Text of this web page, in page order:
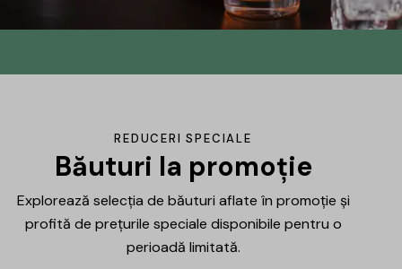
DrinksHub
mulțumire ți-am pregătit un mic cadou.
Află mai multe
REDUCERI SPECIALE
Băuturi la promoție
Explorează selecția de băuturi aflate în promoție și
profită de prețurile speciale disponibile pentru o
perioadă limitată.